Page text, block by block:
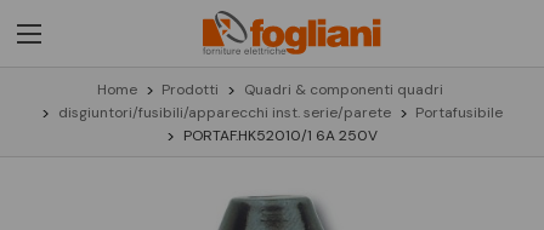
Home Prodotti
Quadri & componenti quadri
disgiuntori/fusibili/apparecchi inst. serie/parete
Portafusibile
PORTAF.HK52010/1 6A 250V